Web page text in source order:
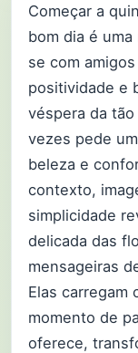
Começar a
bom dia é
se com
positividade e
véspera da
vezes pede
beleza e
contexto,
simplicidade
delicada das
mensageiras
Elas carregam
momento de
oferece,